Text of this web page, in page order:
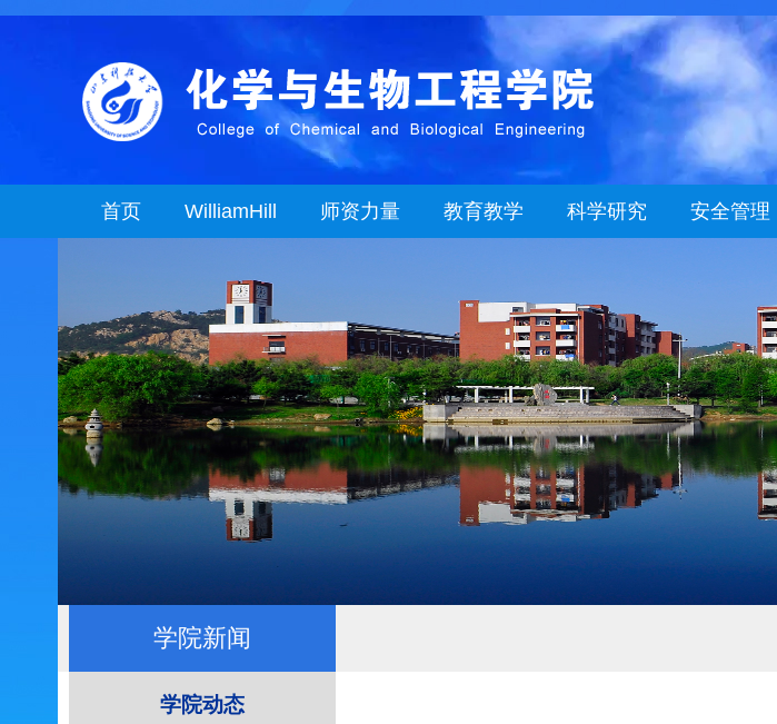
首页 WilliamHill 师资力量 教育教学 科学研究 安全管理
学院新闻
学院动态